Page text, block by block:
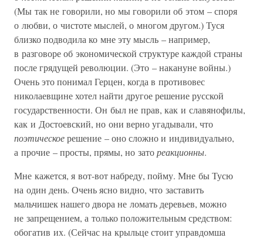
(Мы так не говорили, но мы говорили об этом – споря
о любви, о чистоте мыслей, о многом другом.) Туся
близко подводила ко мне эту мысль – например,
в разговоре об экономической структуре каждой страны
после грядущей революции. (Это – накануне войны.)
Очень это понимал Герцен, когда в противовес
николаевщине хотел найти другое решение русской
государственности. Он был не прав, как и славянофилы,
как и Достоевский, но они верно угадывали, что
поэтическоерешение – оно сложно и индивидуально,
а прочие – просты, прямы, но затореакционны.
Мне кажется, я вот-вот набреду, пойму. Мне бы Тусю
на один день. Очень ясно видно, что заставить
мальчишек нашего двора не ломать деревьев, можно
не запрещением, а только положительным средством:
обогатив их. (Сейчас на крыльце стоит управдомша